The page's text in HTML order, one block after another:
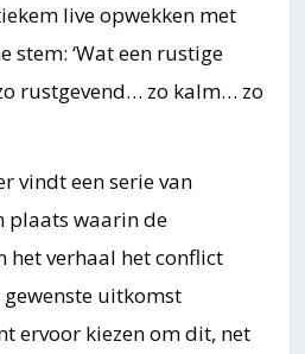
live opwekken met
stem: ‘Wat een rustige
rustgevend… zo kalm… zo
vindt een serie van
plaats waarin de
het verhaal het conflict
gewenste uitkomst
ervoor kiezen om dit, net